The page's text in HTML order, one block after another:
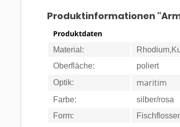
Produktinformationen
Produktdaten
Material:
Oberfläche:
poliert
Optik:
maritim
Farbe:
silber/rosa
Form: